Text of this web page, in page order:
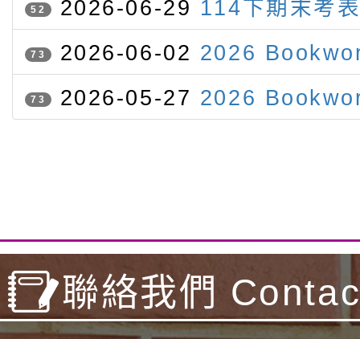
52 2026-06-29 114下期末考
73 2026-06-02 2026
of June
73 2026-05-27 2026
聯絡我們